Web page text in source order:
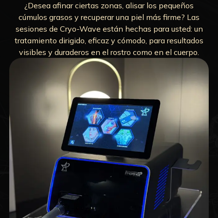
¿Desea afinar ciertas zonas, alisar los pequeños
cúmulos grasos y recuperar una piel más firme? Las
sesiones de Cryo-Wave están hechas para usted: un
tratamiento dirigido, eficaz y cómodo, para resultados
visibles y duraderos en el rostro como en el cuerpo.